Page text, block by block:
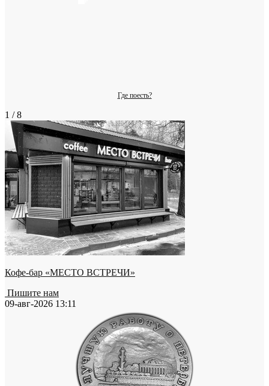
Где поесть?
1 / 8
Кофе-бар «МЕСТО ВСТРЕЧИ»
Пишите нам
09-авг-2026 13:11